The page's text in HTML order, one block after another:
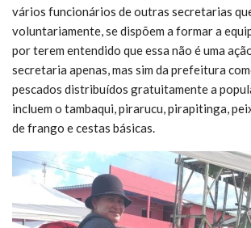
vários funcionários de outras secretarias
voluntariamente, se dispõem a formar a
por terem entendido que essa não é uma
secretaria apenas, mas sim da prefeitura
pescados distribuídos gratuitamente a
incluem o tambaqui, pirarucu, pirapitinga,
de frango e cestas básicas.